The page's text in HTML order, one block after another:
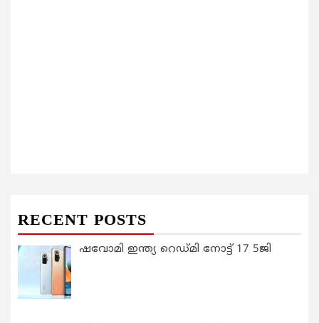
RECENT POSTS
ഷവോമി ഇന്ത്യ റെഡ്മി നോട്ട് 17 5ജി